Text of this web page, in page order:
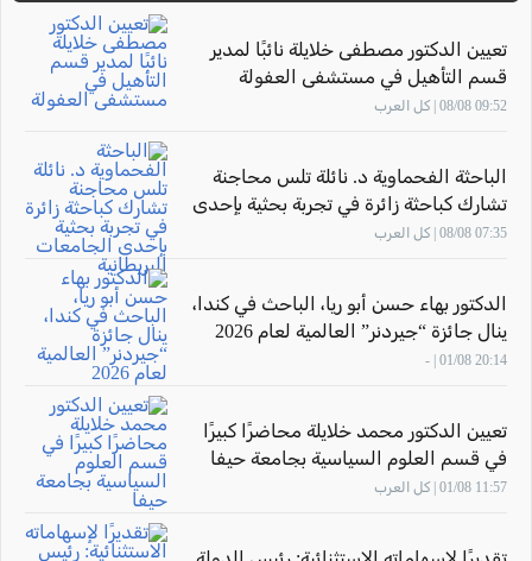
تعيين الدكتور مصطفى خلايلة نائبًا لمدير
قسم التأهيل في مستشفى العفولة
09:52 08/08 | كل العرب
الباحثة الفحماوية د. نائلة تلس محاجنة
تشارك كباحثة زائرة في تجربة بحثية بإحدى
الجامعات البريطانية
07:35 08/08 | كل العرب
الدكتور بهاء حسن أبو ريا، الباحث في كندا،
ينال جائزة “جيردنر” العالمية لعام 2026
20:14 01/08 | -
تعيين الدكتور محمد خلايلة محاضرًا كبيرًا
في قسم العلوم السياسية بجامعة حيفا
11:57 01/08 | كل العرب